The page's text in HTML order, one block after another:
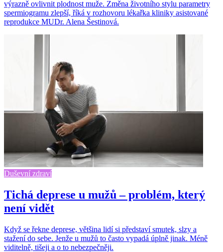
výrazně ovlivnit plodnost muže. Změna životního stylu parametry
spermiogramu zlepší, říká v rozhovoru lékařka kliniky asistované
reprodukce MUDr. Alena Šestinová.
Duševní zdraví
Tichá deprese u mužů – problém, který
není vidět
Když se řekne deprese, většina lidí si představí smutek, slzy a
stažení do sebe. Jenže u mužů to často vypadá úplně jinak. Méně
viditelně, tišeji a o to nebezpečněji.